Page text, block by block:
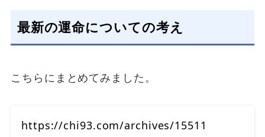
最新の運命についての考え
こちらにまとめてみました。
https://chi93.com/archives/15511